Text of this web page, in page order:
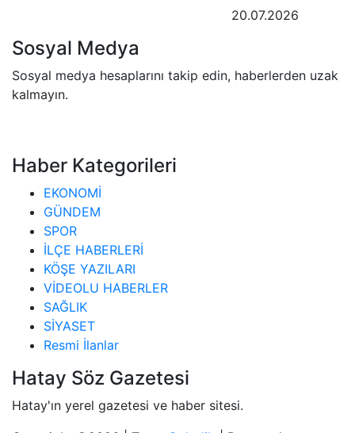
20.07.2026
Sosyal Medya
Sosyal medya hesaplarını takip edin, haberlerden uzak
kalmayın.
Haber Kategorileri
EKONOMİ
GÜNDEM
SPOR
İLÇE HABERLERİ
KÖŞE YAZILARI
VİDEOLU HABERLER
SAĞLIK
SİYASET
Resmi İlanlar
Hatay Söz Gazetesi
Hatay'ın yerel gazetesi ve haber sitesi.